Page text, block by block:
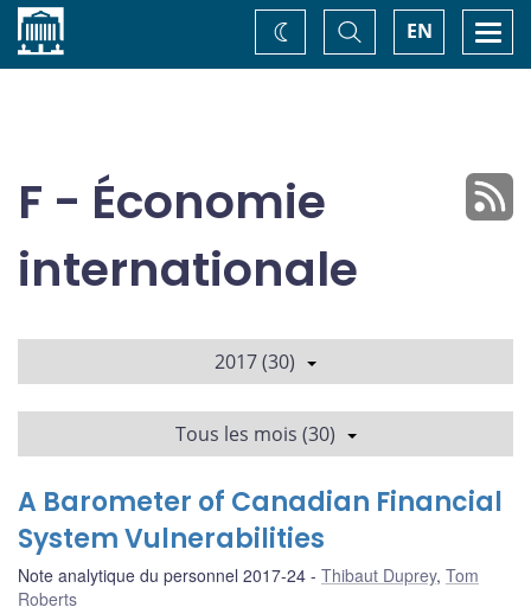
Accueil EN
Basculer
la
recherche
Changez
de
F - Économie
internationale
2017 (30)
Tous les mois (30)
A Barometer of Canadian Financial
System Vulnerabilities
Note analytique du personnel 2017-24 Thibaut Duprey, Tom
Roberts